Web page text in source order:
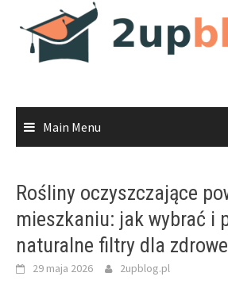
content
Main Menu
Rośliny oczyszczające
mieszkaniu: jak wybrać i
naturalne filtry dla
29 maja 2026 2upblog.pl